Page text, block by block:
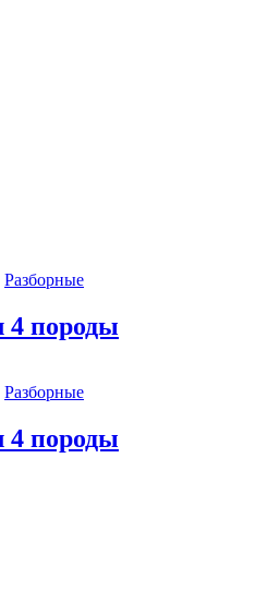
Разборные
4 породы
Разборные
4 породы